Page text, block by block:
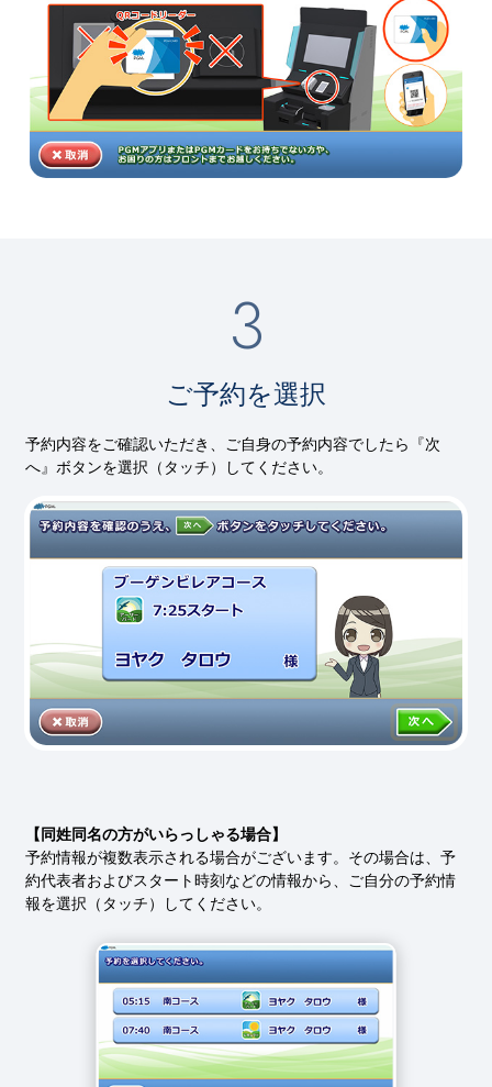
ご予約を選択
予約内容をご確認いただき、ご自身の予約内容でしたら『次
へ』ボタンを選択（タッチ）してください。
【同姓同名の方がいらっしゃる場合】
予約情報が複数表示される場合がございます。 その場合は、予
約代表者およびスタート時刻などの情報から、ご自分の予約情
報を選択（タッチ）してください。